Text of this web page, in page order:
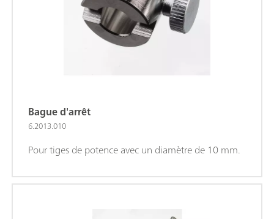
Bague d'arrêt
6.2013.010
Pour tiges de potence avec un diamètre de 10 mm.